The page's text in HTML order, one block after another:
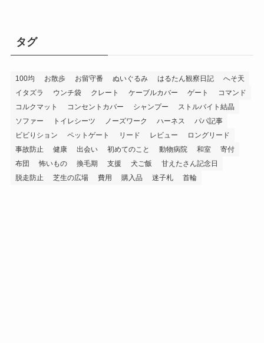
タグ
100均 お散歩 お留守番 ぬいぐるみ はるたん観察日記
へそ天
イタズラ
ウンチ袋 クレート ケーブルカバー ゲート
コマンド
コルクマット
コンセントカバー シャンプー
ストルバイト結晶
ソファー
トイレシーツ ノーズワーク ハーネス
パパ記事
ビビりション
ペットゲート リード レビュー
ロングリード
事故防止
健康 出会い 初めてのこと 動物病院 和室
寄付
布団
怖いもの 換毛期 支援 犬ご飯
甘えたさん記念日
脱走防止
芝生の広場 費用 購入品 迷子札 首輪